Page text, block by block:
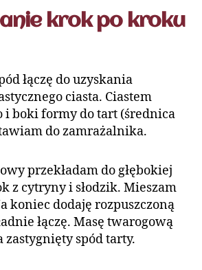
krok po kroku
łączę do uzyskania
ciasta. Ciastem
i boki formy do tart (średnica
do zamrażalnika.
przekładam do głębokiej
z cytryny i słodzik. Mieszam
koniec dodaję rozpuszczoną
łączę. Masę twarogową
zastygnięty spód tarty.